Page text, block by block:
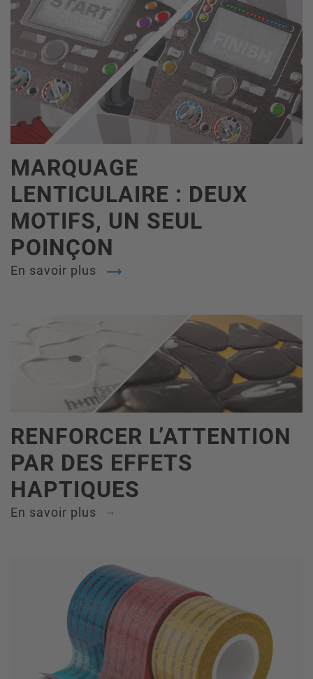
MARQUAGE
LENTICULAIRE : DEUX
MOTIFS, UN SEUL
POINÇON
En savoir plus
RENFORCER L’ATTENTION
PAR DES EFFETS
HAPTIQUES
En savoir plus